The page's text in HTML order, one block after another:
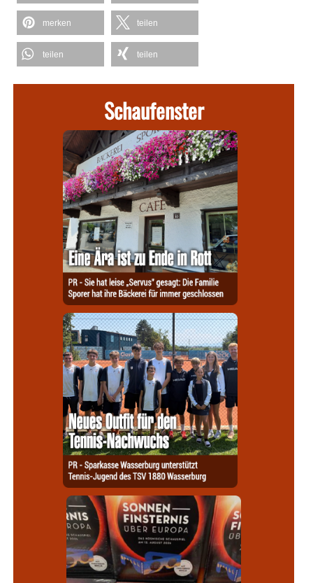
merken teilen
teilen teilen
Schaufenster